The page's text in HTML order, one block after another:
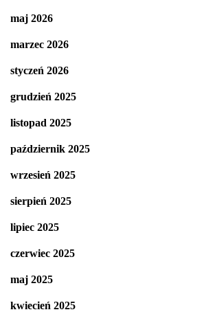
maj 2026
marzec 2026
styczeń 2026
grudzień 2025
listopad 2025
październik 2025
wrzesień 2025
sierpień 2025
lipiec 2025
czerwiec 2025
maj 2025
kwiecień 2025